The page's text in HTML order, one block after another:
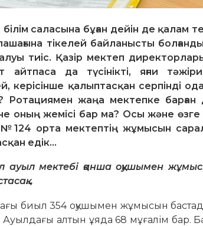
білім саласына бұған дейін де қалам
тікелей байланысты
тиіс. Қазір мектеп
айтпаса да түсінікті, яғни
керісінше қалыптасқан серпінді
Ротациямен жаңа мектепке барған
оның жемісі бар ма? Осы және өзге
орта мектептің жұмысын
едік…
ауыл мектебі қанша оқушымен
биыл 354 оқушымен жұмысын
алтын ұяда 68 мұғалім бар.